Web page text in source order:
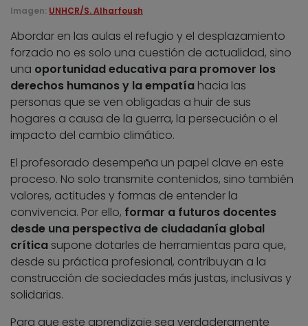
Imagen: UNHCR/S. Alharfoush
Abordar en las aulas el refugio y el desplazamiento
forzado no es solo una cuestión de actualidad, sino
una oportunidad educativa para promover los
derechos humanos y la empatía hacia las
personas que se ven obligadas a huir de sus
hogares a causa de la guerra, la persecución o el
impacto del cambio climático.
El profesorado desempeña un papel clave en este
proceso. No solo transmite contenidos, sino también
valores, actitudes y formas de entender la
convivencia. Por ello, formar a futuros docentes
desde una perspectiva de ciudadanía global
crítica supone dotarles de herramientas para que,
desde su práctica profesional, contribuyan a la
construcción de sociedades más justas, inclusivas y
solidarias.
Para que este aprendizaje sea verdaderamente